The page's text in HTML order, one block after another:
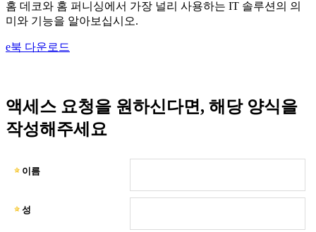
홈 데코와 홈 퍼니싱에서 가장 널리 사용하는 IT 솔루션의 의
미와 기능을 알아보십시오.
e북 다운로드
액세스 요청을 원하신다면, 해당 양식을
작성해주세요